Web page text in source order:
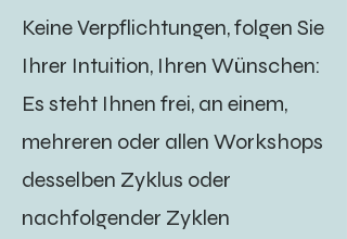
Keine Verpflichtungen, folgen Sie
Ihrer Intuition, Ihren Wünschen:
Es steht Ihnen frei, an einem,
mehreren oder allen Workshops
desselben Zyklus oder
nachfolgender Zyklen